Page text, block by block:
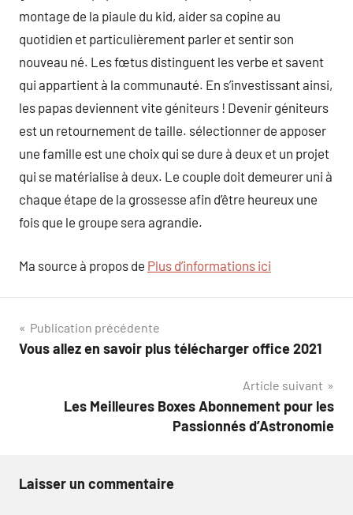
montage de la piaule du kid, aider sa copine au
quotidien et particulièrement parler et sentir son
nouveau né. Les fœtus distinguent les verbe et savent
qui appartient à la communauté. En s’investissant ainsi,
les papas deviennent vite géniteurs ! Devenir géniteurs
est un retournement de taille. sélectionner de apposer
une famille est une choix qui se dure à deux et un projet
qui se matérialise à deux. Le couple doit demeurer uni à
chaque étape de la grossesse afin d’être heureux une
fois que le groupe sera agrandie.
Ma source à propos de Plus d’informations ici
Navigation
de
Publication précédente
Vous allez en savoir plus télécharger office 2021
Article suivant
Les Meilleures Boxes Abonnement pour les
Passionnés d’Astronomie
Laisser un commentaire